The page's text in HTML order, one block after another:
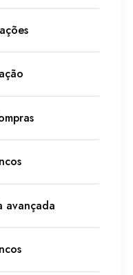
avançada